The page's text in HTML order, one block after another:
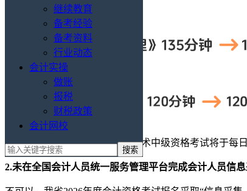
继续教育
备考经验
备考资料
行业动态
会计实操
做账
报税
财税政策
会计网校
在调整考试时长后，会计专业技术中级资格考试将于每
2.未在全国会计人员统一服务管理平台完成会计人员信